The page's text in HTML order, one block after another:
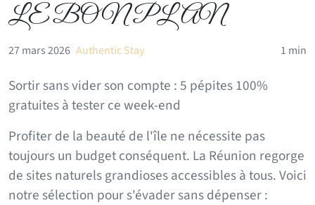
LE BON PLAN
27 mars 2026 Authentic Stay 1 min
Sortir sans vider son compte : 5 pépites 100%
gratuites à tester ce week-end
Profiter de la beauté de l'île ne nécessite pas
toujours un budget conséquent. La Réunion regorge
de sites naturels grandioses accessibles à tous. Voici
notre sélection pour s'évader sans dépenser :